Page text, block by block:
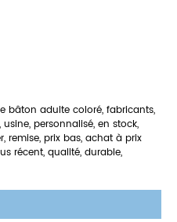
bâton adulte coloré, fabricants,
personnalisé, en stock,
remise, prix bas, achat à prix
récent, qualité, durable,